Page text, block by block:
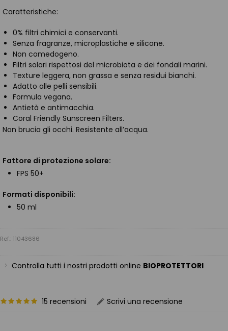
Caratteristiche:
0% filtri chimici e conservanti.
Senza fragranze, microplastiche e silicone.
Non comedogeno.
Filtri solari rispettosi del microbiota e dei fondali marini.
Texture leggera, non grassa e senza residui bianchi.
Adatto alle pelli sensibili.
Formula vegana.
Antietà e antimacchia.
Coral Friendly Sunscreen Filters.
Non brucia gli occhi. Resistente all’acqua.
Fattore di protezione solare:
FPS 50+
Formati disponibili:
50 ml
Ref.: 11043686
Controlla tutti i nostri prodotti online BIOPROTETTORI
15 recensioni Scrivi una recensione